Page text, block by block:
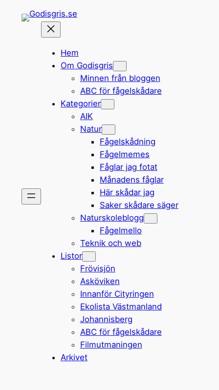
Hem
Om Godisgris
Minnen från bloggen
ABC för fågelskådare
Kategorier
AIK
Natur
Fågelskådning
Fågelmemes
Fåglar jag fotat
Månadens fåglar
Här skådar jag
Saker skådare säger
Naturskoleblogg
Fågelmello
Teknik och web
Listor
Frövisjön
Asköviken
Innanför Cityringen
Ekolista Västmanland
Johannisberg
ABC för fågelskådare
Filmutmaningen
Arkivet